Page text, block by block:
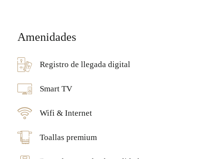
Amenidades
Registro de llegada digital
Smart TV
Wifi & Internet
Toallas premium